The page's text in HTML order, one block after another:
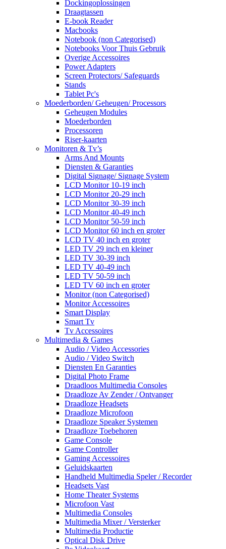
Dockingoplossingen
Draagtassen
E-book Reader
Macbooks
Notebook (non Categorised)
Notebooks Voor Thuis Gebruik
Overige Accessoires
Power Adapters
Screen Protectors/ Safeguards
Stands
Tablet Pc's
Moederborden/ Geheugen/ Processors
Geheugen Modules
Moederborden
Processoren
Riser-kaarten
Monitoren & Tv’s
Arms And Mounts
Diensten & Garanties
Digital Signage/ Signage System
LCD Monitor 10-19 inch
LCD Monitor 20-29 inch
LCD Monitor 30-39 inch
LCD Monitor 40-49 inch
LCD Monitor 50-59 inch
LCD Monitor 60 inch en groter
LCD TV 40 inch en groter
LED TV 29 inch en kleiner
LED TV 30-39 inch
LED TV 40-49 inch
LED TV 50-59 inch
LED TV 60 inch en groter
Monitor (non Categorised)
Monitor Accessoires
Smart Display
Smart Tv
Tv Accessoires
Multimedia & Games
Audio / Video Accessories
Audio / Video Switch
Diensten En Garanties
Digital Photo Frame
Draadloos Multimedia Consoles
Draadloze Av Zender / Ontvanger
Draadloze Headsets
Draadloze Microfoon
Draadloze Speaker Systemen
Draadloze Toebehoren
Game Console
Game Controller
Gaming Accessoires
Geluidskaarten
Handheld Multimedia Speler / Recorder
Headsets Vast
Home Theater Systems
Microfoon Vast
Multimedia Consoles
Multimedia Mixer / Versterker
Multimedia Productie
Optical Disk Drive